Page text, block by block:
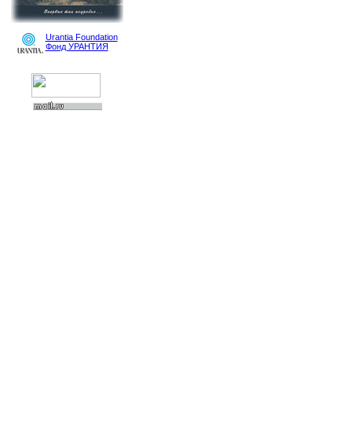
Urantia Foundation
Фонд УРАНТИЯ